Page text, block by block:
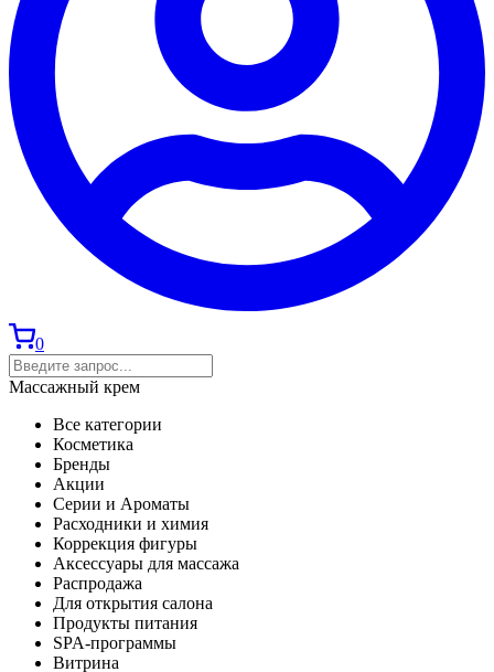
0
Массажный крем
Все категории
Косметика
Бренды
Акции
Серии и Ароматы
Расходники и химия
Коррекция фигуры
Аксессуары для массажа
Распродажа
Для открытия салона
Продукты питания
SPA-программы
Витрина